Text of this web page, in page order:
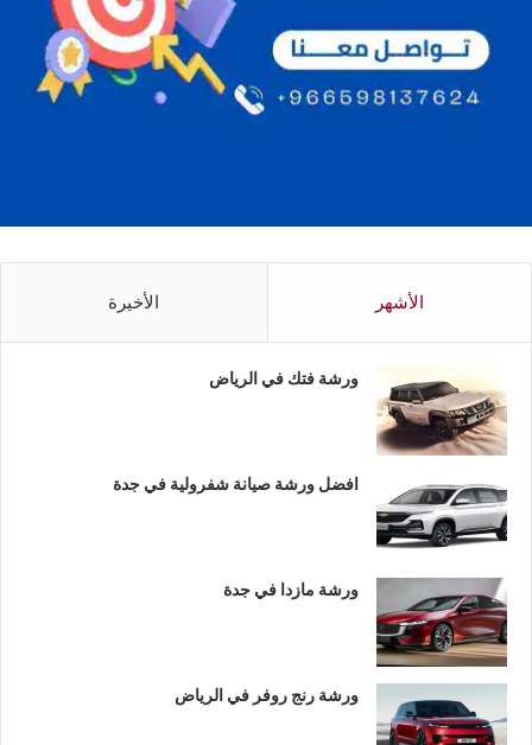
الأشهر الأخيرة
ورشة فتك في الرياض
افضل ورشة صيانة شفرولية في جدة
ورشة مازدا في جدة
ورشة رنج روفر في الرياض